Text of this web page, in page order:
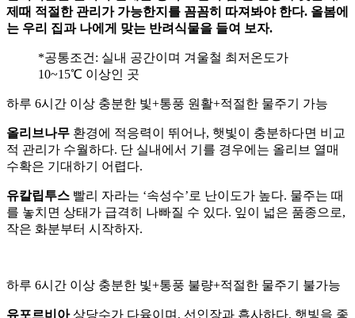
제때 적절한 관리가 가능한지를 꼼꼼히 따져봐야 한다. 올봄에
는 우리 집과 나에게 맞는 반려식물을 들여 보자.
*공통조건: 실내 공간이며 겨울철 최저온도가
10~15℃ 이상인 곳
하루 6시간 이상 충분한 빛+통풍 원활+적절한 물주기 가능
올리브나무 환경에 적응력이 뛰어나, 햇빛이 충분하다면 비교
적 관리가 수월하다. 단 실내에서 기를 경우에는 올리브 열매
수확은 기대하기 어렵다.
유칼립투스 빨리 자라는 ‘속성수’로 난이도가 높다. 물주는 때
를 놓치면 상태가 급격히 나빠질 수 있다. 잎이 넓은 품종으로,
작은 화분부터 시작하자.
하루 6시간 이상 충분한 빛+통풍 불량+적절한 물주기 불가능
유포르비아상당수가 다육이며, 선인장과 흡사하다. 햇빛을 좋